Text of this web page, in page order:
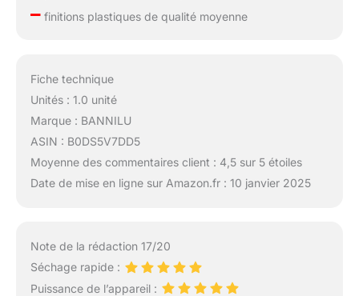
–finitions plastiques de qualité moyenne
Fiche technique
Unités : 1.0 unité
Marque : BANNILU
ASIN : B0DS5V7DD5
Moyenne des commentaires client : 4,5 sur 5 étoiles
Date de mise en ligne sur Amazon.fr : 10 janvier 2025
Note de la rédaction 17/20
Séchage rapide :
Puissance de l’appareil :